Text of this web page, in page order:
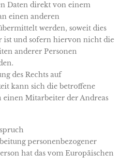
Daten direkt von einem
einen anderen
werden, soweit dies
ist und sofern hiervon nicht die
anderer Personen
des Rechts auf
kann sich die betroffene
einen Mitarbeiter der Andreas
personenbezogener
hat das vom Europäischen